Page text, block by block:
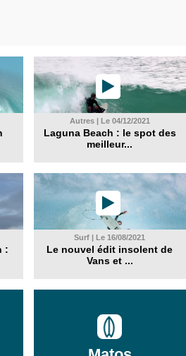
Autres | Le 04/12/2021
Laguna Beach : le spot des
meilleur...
:
Surf | Le 16/08/2021
Le nouvel édit insolent de
Vans et ...